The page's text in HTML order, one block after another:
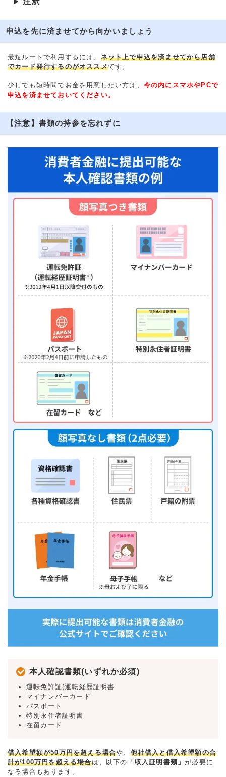
申込を先に済ませてから向かいましょう
最短ルートで利用するには、 ネット上で申込を済ませてから店舗
でカード発行するのがオススメです。
少しでも短時間でお金を用意したい方は、 今の内にスマホやPCで
申込を済ませておいてください。
【注意】書類の持参を忘れずに
本人確認書類(いずれか必須)
運転免許証(運転経歴証明書
マイナンバーカード
パスポート
特別永住者証明書
在留カード
借入希望額が50万円を超える場合や、 他社借入と借入希望額の合
計が100万円を超える場合は、以下の 「収入証明書類」が必要に
なる場合もあります。